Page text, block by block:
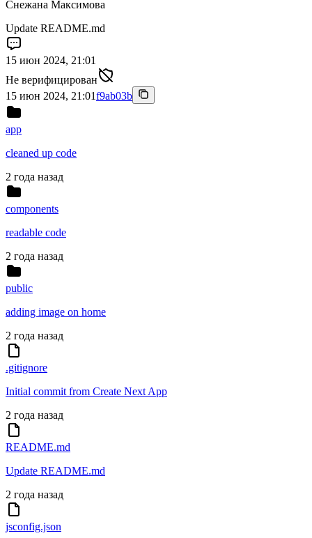
Снежана Максимова
Update README.md
15 июн 2024, 21:01
Не верифицирован
15 июн 2024, 21:01f9ab03b
app
cleaned up code
2 года назад
components
readable code
2 года назад
public
adding image on home
2 года назад
.gitignore
Initial commit from Create Next App
2 года назад
README.md
Update README.md
2 года назад
jsconfig.json